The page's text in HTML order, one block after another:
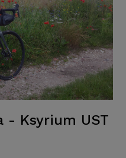
- Ksyrium UST